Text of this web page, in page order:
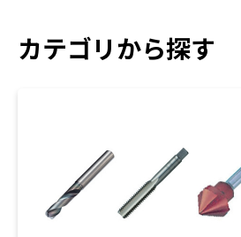
カテゴリから探す